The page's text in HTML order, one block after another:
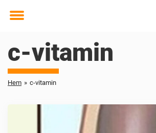
Toggle
c-vitamin
Hem » c-vitamin